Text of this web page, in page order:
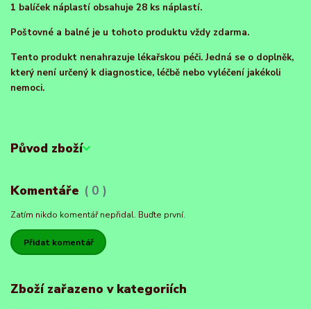
1 balíček náplastí obsahuje 28 ks náplastí.
Poštovné a balné je u tohoto produktu vždy zdarma.
Tento produkt nenahrazuje lékařskou péči. Jedná se o doplněk,
který není určený k diagnostice, léčbě nebo vyléčení jakékoli
nemoci.
Původ zboží
Komentáře 0
Zatím nikdo komentář nepřidal. Buďte první.
Přidat komentář
Zboží zařazeno v kategoriích